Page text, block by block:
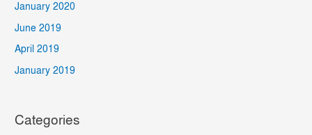
January 2020
June 2019
April 2019
January 2019
Categories